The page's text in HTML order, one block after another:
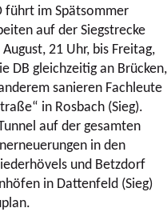
führt im Spätsommer
auf der Siegstrecke
21 Uhr, bis Freitag,
DB gleichzeitig an Brücken,
sanieren Fachleute
in Rosbach (Sieg).
auf der gesamten
in den
und Betzdorf
in Dattenfeld (Sieg)